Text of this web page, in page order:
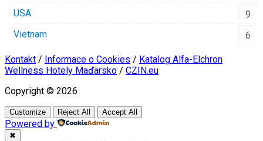
USA
9
Vietnam
6
Kontakt / Informace o Cookies / Katalog Alfa-Elchron
Wellness Hotely Maďarsko / CZIN.eu
Copyright © 2026
Customize Reject All Accept All
Powered by
✖